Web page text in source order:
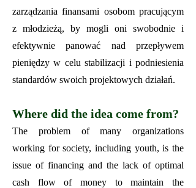
zarządzania finansami osobom pracującym
z młodzieżą, by mogli oni swobodnie i
efektywnie panować nad przepływem
pieniędzy w celu stabilizacji i podniesienia
standardów swoich projektowych działań.
Where did the idea come from?
The problem of many organizations
working for society, including youth, is the
issue of financing and the lack of optimal
cash flow of money to maintain the